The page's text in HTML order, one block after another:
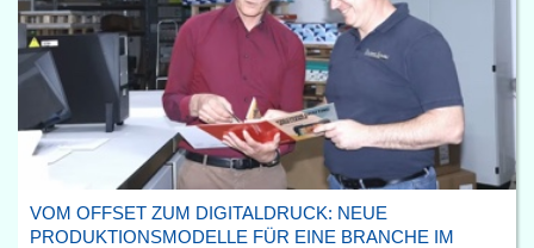
VOM OFFSET ZUM DIGITALDRUCK: NEUE
PRODUKTIONSMODELLE FÜR EINE BRANCHE IM